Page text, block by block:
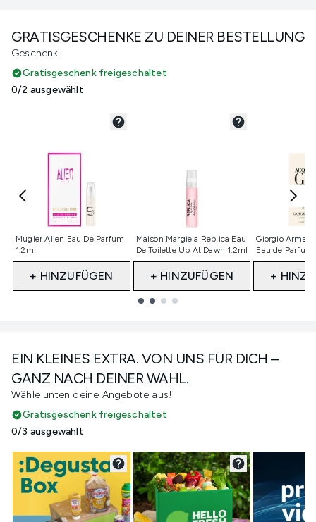
GRATISGESCHENKE ZU DEINER BESTELLUNG
Geschenk
Gratisgeschenk freigeschaltet
0/2 ausgewählt
Mugler Alien Eau De Parfum
1.2ml
Nicht ausgewählt
+ HINZUFÜGEN
Maison Margiela Replica Eau
De Toilette Up At Dawn 1.2ml
Nicht ausgewählt
+ HINZUFÜGEN
Giorgio Armani
Eau de Parfum
Nicht
+
EIN KLEINES EXTRA. VON UNS FÜR DICH –
GANZ NACH DEINER WAHL.
Wähle unten deine Angebote aus!
Gratisgeschenk freigeschaltet
0/3 ausgewählt